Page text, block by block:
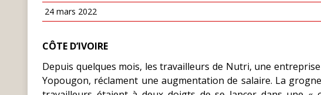
24 mars 2022
CÔTE D’IVOIRE
Depuis quelques mois, les travailleurs de Nutri, une
Yopougon, réclament une augmentation de salaire. La